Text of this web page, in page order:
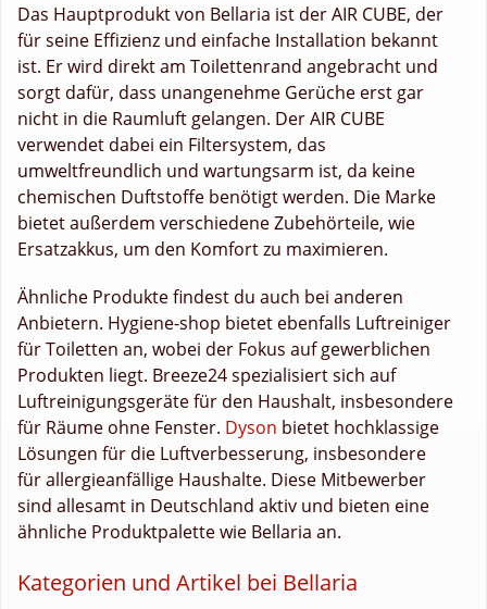
Das Hauptprodukt von Bellaria ist der AIR CUBE, der
für seine Effizienz und einfache Installation bekannt
ist. Er wird direkt am Toilettenrand angebracht und
sorgt dafür, dass unangenehme Gerüche erst gar
nicht in die Raumluft gelangen. Der AIR CUBE
verwendet dabei ein Filtersystem, das
umweltfreundlich und wartungsarm ist, da keine
chemischen Duftstoffe benötigt werden. Die Marke
bietet außerdem verschiedene Zubehörteile, wie
Ersatzakkus, um den Komfort zu maximieren.
Ähnliche Produkte findest du auch bei anderen
Anbietern. Hygiene-shop bietet ebenfalls Luftreiniger
für Toiletten an, wobei der Fokus auf gewerblichen
Produkten liegt. Breeze24 spezialisiert sich auf
Luftreinigungsgeräte für den Haushalt, insbesondere
für Räume ohne Fenster. Dyson bietet hochklassige
Lösungen für die Luftverbesserung, insbesondere
für allergieanfällige Haushalte. Diese Mitbewerber
sind allesamt in Deutschland aktiv und bieten eine
ähnliche Produktpalette wie Bellaria an.
Kategorien und Artikel bei Bellaria